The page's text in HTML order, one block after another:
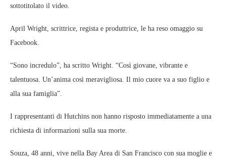
sottotitolato il video.
April Wright, scrittrice, regista e produttrice, le ha reso omaggio su
Facebook.
“Sono incredulo”, ha scritto Wright. “Così giovane, vibrante e
talentuosa. Un’anima così meravigliosa. Il mio cuore va a suo figlio e
alla sua famiglia”.
I rappresentanti di Hutchins non hanno risposto immediatamente a una
richiesta di informazioni sulla sua morte.
Souza, 48 anni, vive nella Bay Area di San Francisco con sua moglie e